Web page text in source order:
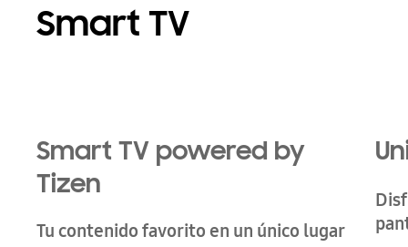
Smart TV
Smart TV powered by
Tizen
Tu contenido favorito en un único lugar